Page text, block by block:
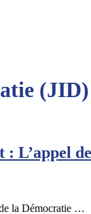
(JID)
:
la Démocratie …